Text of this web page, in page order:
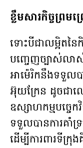
ខ្លឹមសារកិច្ចព្រម
ទោះបីជាលម្អិតនៃ
បញ្ចេញច្បាស់លាស់
អាម៉េរិកនឹងទទួល
អ៊ុយក្រែន ដូចជា
ឧស្សាហកម្មបច្ចេក
ទទួលបានការគាំ
ដើម្បីការពារទីក្រុ